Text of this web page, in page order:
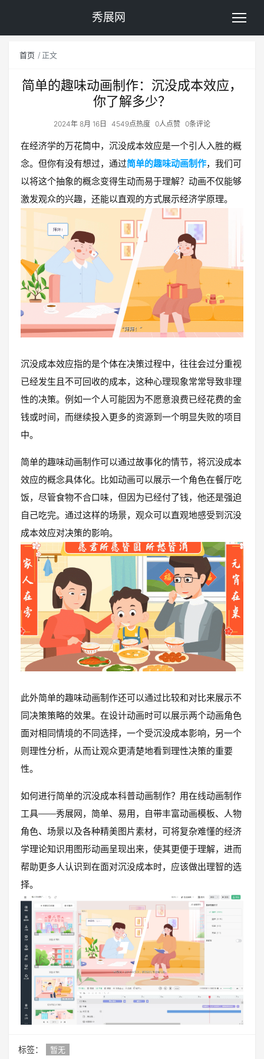
秀展网
首页 正文
简单的趣味动画制作：沉没成本效应，
你了解多少？
2024年 8月 16日 4549点热度 0人点赞 0条评论
在经济学的万花筒中，沉没成本效应是一个引人入胜的概
念。但你有没有想过，通过简单的趣味动画制作，我们可
以将这个抽象的概念变得生动而易于理解？动画不仅能够
激发观众的兴趣，还能以直观的方式展示经济学原理。
沉没成本效应指的是个体在决策过程中，往往会过分重视
已经发生且不可回收的成本，这种心理现象常常导致非理
性的决策。例如一个人可能因为不愿意浪费已经花费的金
钱或时间，而继续投入更多的资源到一个明显失败的项目
中。
简单的趣味动画制作可以通过故事化的情节，将沉没成本
效应的概念具体化。比如动画可以展示一个角色在餐厅吃
饭，尽管食物不合口味，但因为已经付了钱，他还是强迫
自己吃完。通过这样的场景，观众可以直观地感受到沉没
成本效应对决策的影响。
此外简单的趣味动画制作还可以通过比较和对比来展示不
同决策策略的效果。在设计动画时可以展示两个动画角色
面对相同情境的不同选择，一个受沉没成本影响，另一个
则理性分析，从而让观众更清楚地看到理性决策的重要
性。
如何进行简单的沉没成本科普动画制作？用在线动画制作
工具——秀展网，简单、易用，自带丰富动画模板、人物
角色、场景以及各种精美图片素材，可将复杂难懂的经济
学理论知识用图形动画呈现出来，使其更便于理解，进而
帮助更多人认识到在面对沉没成本时，应该做出理智的选
择。
标签： 暂无